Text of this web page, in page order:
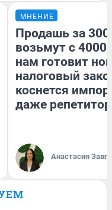
МНЕНИЕ
Продашь за
возьмут с
нам готовит
налоговый
коснется
даже
Анастасия